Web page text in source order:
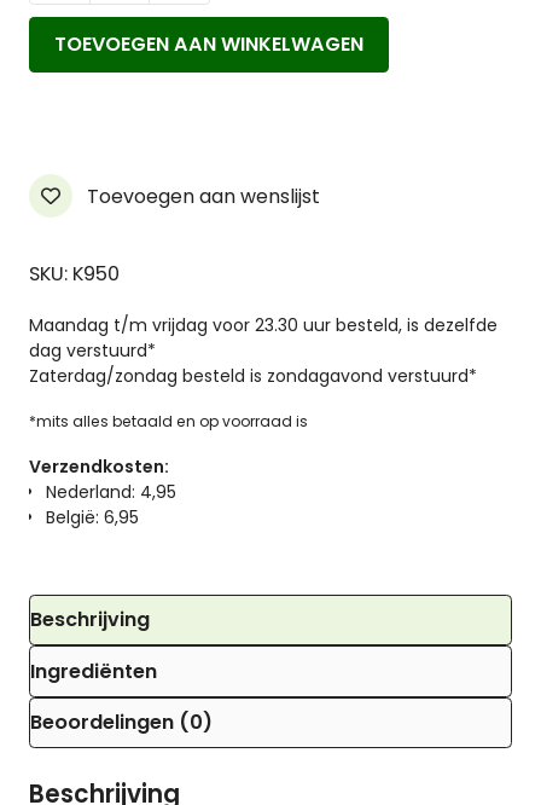
Nieren
&
Blaasthee
TOEVOEGEN AAN WINKELWAGEN
Toevoegen aan wenslijst
SKU: K950
Maandag t/m vrijdag voor 23.30 uur besteld, is dezelfde
dag verstuurd*
Zaterdag/zondag besteld is zondagavond verstuurd*
*mits alles betaald en op voorraad is
Verzendkosten:
Nederland: 4,95
België: 6,95
Beschrijving
Ingrediënten
Beoordelingen (0)
Beschrijving